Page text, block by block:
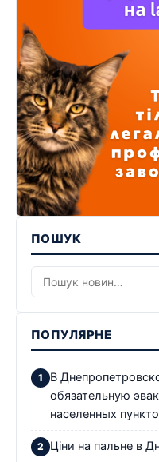
ПОШУК
ПОПУЛЯРНЕ
В
обязательную
населенных
Ціни на пальне в